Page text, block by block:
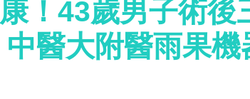
！43歲男子術後
醫大附醫雨果機